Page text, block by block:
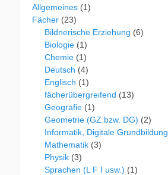
Allgemeines (1)
Fächer (23)
Bildnerische Erziehung (6)
Biologie (1)
Chemie (1)
Deutsch (4)
Englisch (1)
fächerübergreifend (13)
Geografie (1)
Geometrie (GZ bzw. DG) (2)
Informatik, Digitale Grundbildung
Mathematik (3)
Physik (3)
Sprachen (L F I usw.) (1)